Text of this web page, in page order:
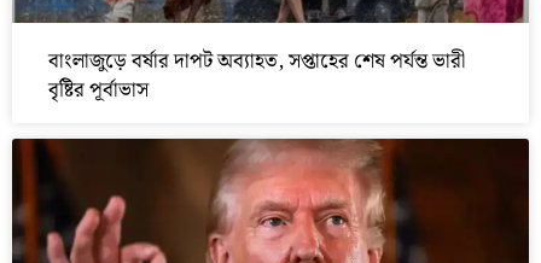
বাংলাজুড়ে বর্ষার দাপট অব্যাহত, সপ্তাহের শেষ পর্যন্ত ভারী
বৃষ্টির পূর্বাভাস